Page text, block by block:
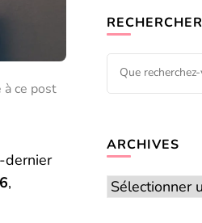
à ce post
dernier
,
RECHERCHER
Vous
recherchiez
ARCHIVES
Archives